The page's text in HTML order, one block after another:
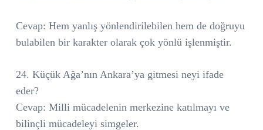
Cevap: Hem yanlış yönlendirilebilen hem de doğruyu
bulabilen bir karakter olarak çok yönlü işlenmiştir.
24. Küçük Ağa’nın Ankara’ya gitmesi neyi ifade
eder?
Cevap: Milli mücadelenin merkezine katılmayı ve
bilinçli mücadeleyi simgeler.